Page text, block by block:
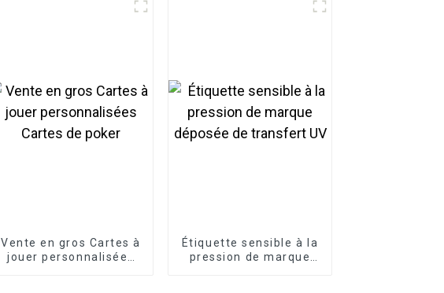
Vente en gros Cartes à
jouer personnalisées
Étiquette sensible à la
pression de marque